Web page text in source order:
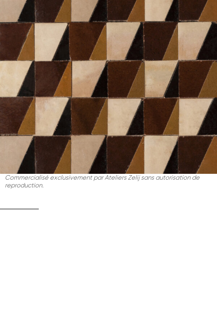
Commercialisé exclusivement par Ateliers Zelij sans autorisation de
reproduction.